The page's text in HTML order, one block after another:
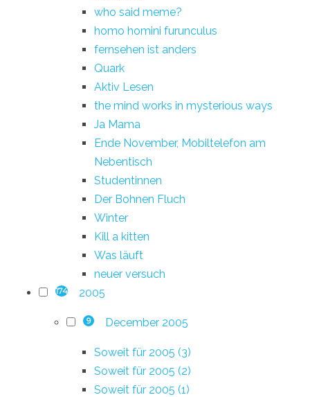
who said meme?
homo homini furunculus
fernsehen ist anders
Quark
Aktiv Lesen
the mind works in mysterious ways
Ja Mama
Ende November, Mobiltelefon am
Nebentisch
Studentinnen
Der Bohnen Fluch
Winter
Kill a kitten
Was läuft
neuer versuch
174 2005
9 December 2005
Soweit für 2005 (3)
Soweit für 2005 (2)
Soweit für 2005 (1)